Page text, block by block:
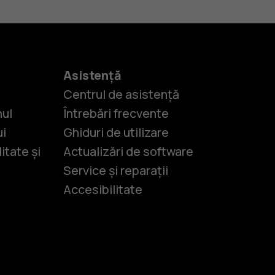
și
Asistență
Centrul de asistență
Întrebări frecvente
Ghiduri de utilizare
Actualizări de software
Service și reparații
Accesibilitate